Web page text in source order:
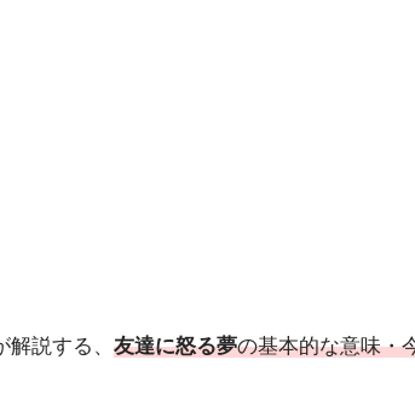
説する、 友達に怒る夢の基本的な意味・